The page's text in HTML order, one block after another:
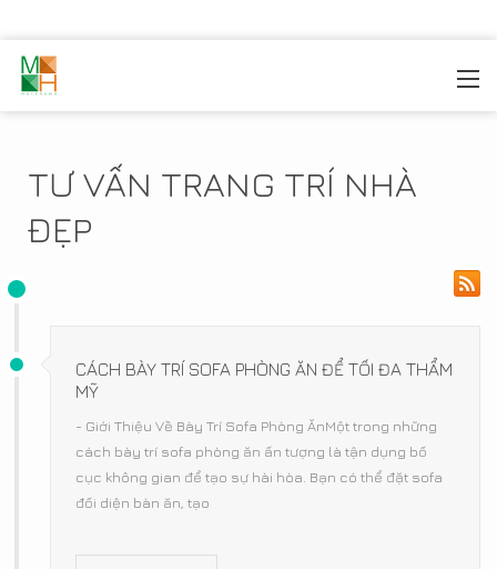
TƯ VẤN TRANG TRÍ NHÀ
ĐẸP
CÁCH BÀY TRÍ SOFA PHÒNG ĂN ĐỂ TỐI ĐA THẨM
MỸ
- Giới Thiệu Về Bày Trí Sofa Phòng ĂnMột trong những
cách bày trí sofa phòng ăn ấn tượng là tận dụng bố
cục không gian để tạo sự hài hòa. Bạn có thể đặt sofa
đối diện bàn ăn, tạo